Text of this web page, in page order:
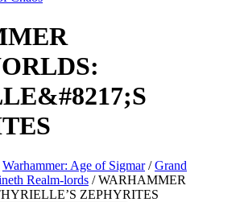
Warhammer: Age of Sigmar / Grand
Realm-lords /WARHAMMER
ZEPHYRITES